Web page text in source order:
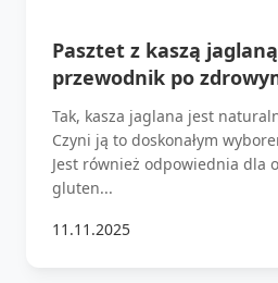
Pasztet z kaszą
przewodnik po
Tak, kasza jaglana jest
Czyni ją to doskonałym
Jest również odpowiednia dla
gluten...
11.11.2025